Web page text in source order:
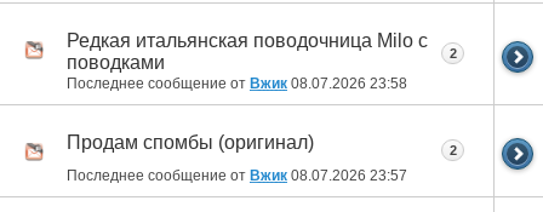
Редкая итальянская поводочница Milo с
поводками
Последнее сообщение от Вжик 08.07.2026 23:58
2
Продам спомбы (оригинал)
Последнее сообщение от Вжик 08.07.2026 23:57
2